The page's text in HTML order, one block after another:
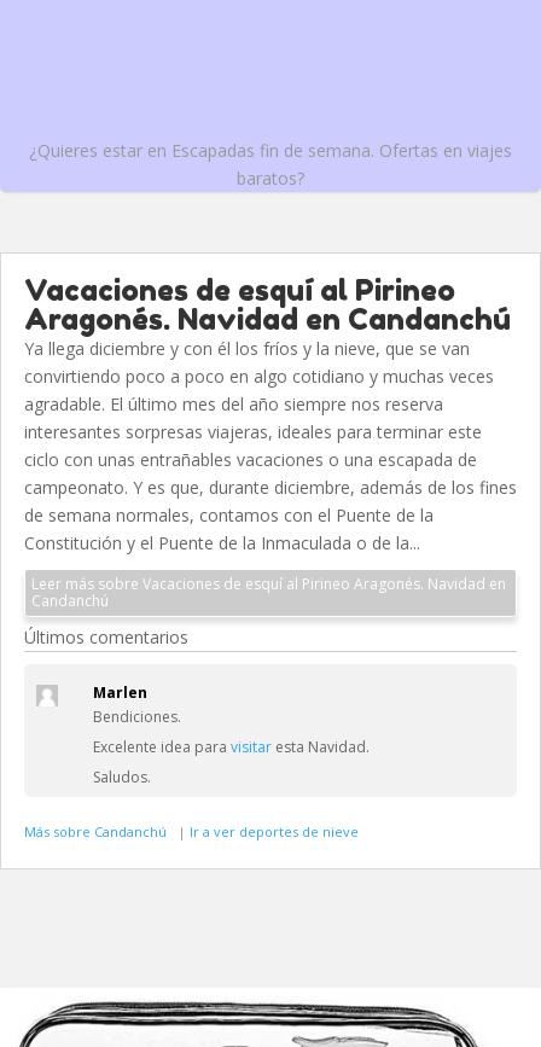
¿Quieres estar en Escapadas fin de semana. Ofertas en viajes
baratos?
Vacaciones de esquí al Pirineo
Aragonés. Navidad en Candanchú
Ya llega diciembre y con él los fríos y la nieve, que se van
convirtiendo poco a poco en algo cotidiano y muchas veces
agradable. El último mes del año siempre nos reserva
interesantes sorpresas viajeras, ideales para terminar este
ciclo con unas entrañables vacaciones o una escapada de
campeonato. Y es que, durante diciembre, además de los fines
de semana normales, contamos con el Puente de la
Constitución y el Puente de la Inmaculada o de la...
Leer más sobre Vacaciones de esquí al Pirineo Aragonés. Navidad en
Candanchú
Últimos comentarios
Marlen
Bendiciones.
Excelente idea para visitar esta Navidad.
Saludos.
Más sobre Candanchú | Ir a ver deportes de nieve